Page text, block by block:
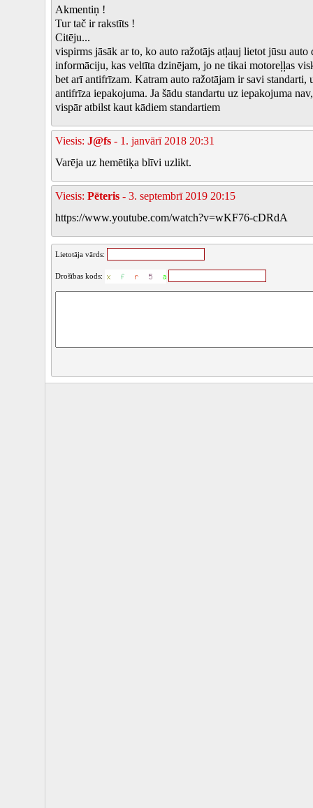
Akmentiņ !
Tur tač ir rakstīts !
Citēju...
vispirms jāsāk ar to, ko auto ražotājs atļauj lietot jūsu
informāciju, kas veltīta dzinējam, jo ne tikai motoreļļas
bet arī antifrīzam. Katram auto ražotājam ir savi
antifrīza iepakojuma. Ja šādu standartu uz iepakojuma
vispār atbilst kaut kādiem standartiem
Viesis: J@fs - 1. janvārī 2018 20:31
Varēja uz hemētiķa blīvi uzlikt.
Viesis: Pēteris - 3. septembrī 2019 20:15
https://www.youtube.com/watch?v=wKF76-cDRdA
Lietotāja vārds:
Drošības kods: